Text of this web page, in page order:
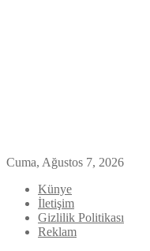
Cuma, Ağustos 7, 2026
Künye
İletişim
Gizlilik Politikası
Reklam